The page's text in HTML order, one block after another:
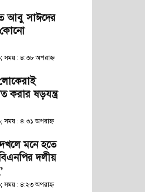
আবু সাঈদের
কোনো
সময় : ৪:৩৮ অপরাহ্ণ
করার ষড়যন্ত্র
সময় : ৪:৩১ অপরাহ্ণ
মনে হতে
দলীয়
সময় : ৪:২৩ অপরাহ্ণ